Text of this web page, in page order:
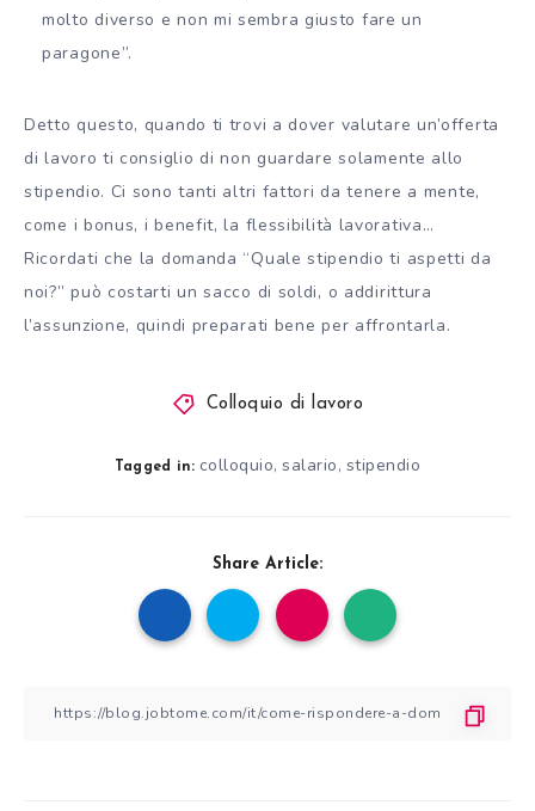
molto diverso e non mi sembra giusto fare un
paragone”.
Detto questo, quando ti trovi a dover valutare un’offerta
di lavoro ti consiglio di non guardare solamente allo
stipendio. Ci sono tanti altri fattori da tenere a mente,
come i bonus, i benefit, la flessibilità lavorativa…
Ricordati che la domanda “Quale stipendio ti aspetti da
noi?” può costarti un sacco di soldi, o addirittura
l’assunzione, quindi preparati bene per affrontarla.
Colloquio di lavoro
Tagged in: colloquio,salario, stipendio
Share Article: